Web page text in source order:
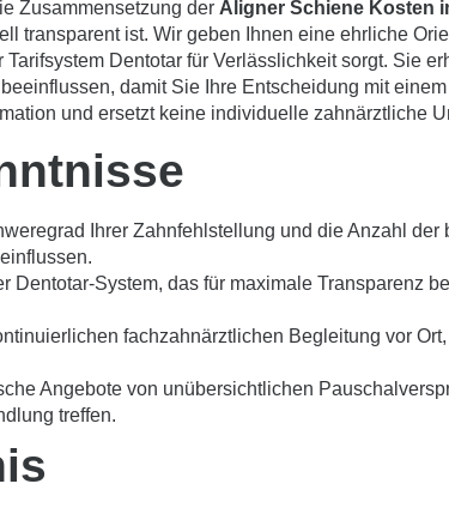
Zusammensetzung der Aligner Schiene Kosten
transparent ist. Wir geben Ihnen eine ehrliche
Dentotar für Verlässlichkeit sorgt. Sie
damit Sie Ihre Entscheidung mit
und ersetzt keine individuelle zahnärztliche
Ihrer Zahnfehlstellung und die Anzahl der
Dentotar-System, das für maximale Transparenz
fachzahnärztlichen Begleitung vor
Angebote von unübersichtlichen
treffen.